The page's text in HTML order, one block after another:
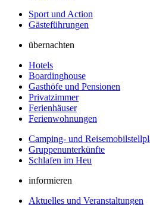
Sport und Action
Gästeführungen
übernachten
Hotels
Boardinghouse
Gasthöfe und Pensionen
Privatzimmer
Ferienhäuser
Ferienwohnungen
Camping- und
Gruppenunterkünfte
Schlafen im Heu
informieren
Aktuelles und Veranstaltungen